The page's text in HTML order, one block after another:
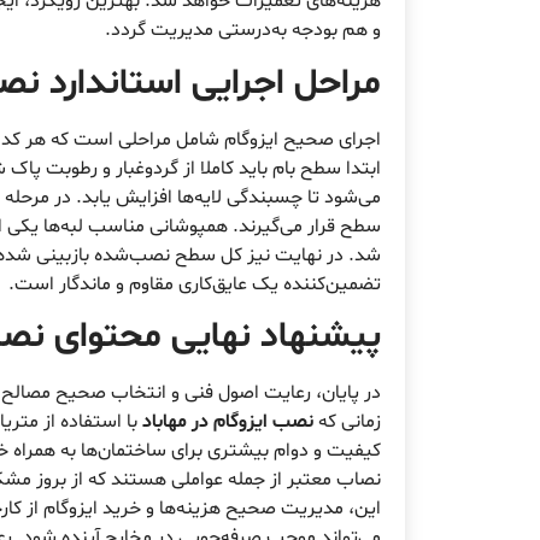
و هم بودجه به‌درستی مدیریت گردد.
مراحل اجرایی استاندارد
اجرای صحیح ایزوگام شامل مراحلی است که هر
ابتدا سطح بام باید کاملا از گردوغبار و رطوبت
می‌شود تا چسبندگی لایه‌ها افزایش یابد. در
سطح قرار می‌گیرند. همپوشانی مناسب لبه‌ها یکی
شد. در نهایت نیز کل سطح نصب‌شده بازبینی شده و
تضمین‌کننده یک عایق‌کاری مقاوم و ماندگار است.
پیشنهاد نهایی محتوای
در پایان، رعایت اصول فنی و انتخاب صحیح
زمانی کهنصب ایزوگام در مهابادبا استفاده از
کیفیت و دوام بیشتری برای ساختمان‌ها به
نصاب معتبر از جمله عواملی هستند که از بروز
این، مدیریت صحیح هزینه‌ها و خرید ایزوگام از